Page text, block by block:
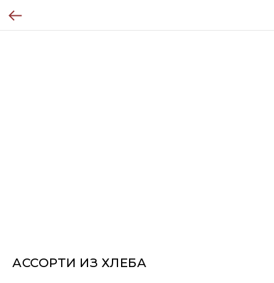
АССОРТИ ИЗ ХЛЕБА